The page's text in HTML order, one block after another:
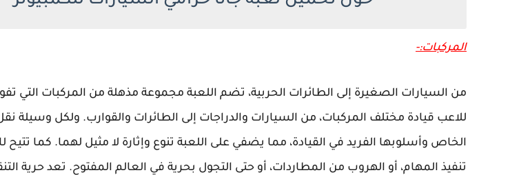
المركبات:-
من السيارات الصغيرة إلى الطائرات الحربية، تضم اللعبة مجموعة مذهلة من المركبات التي
للاعب قيادة مختلف المركبات، من السيارات والدراجات إلى الطائرات والقوارب. ولكل وسيلة
الخاص وأسلوبها الفريد في القيادة، مما يضفي على اللعبة تنوع وإثارة لا مثيل لهما. كما تتيح
تنفيذ المهام، أو الهروب من المطاردات، أو حتى التجول بحرية في العالم المفتوح. تعد حرية